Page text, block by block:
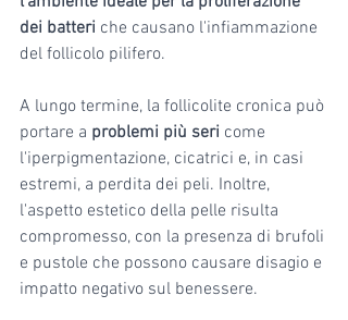
dei batteri che causano l'infiammazione
del follicolo pilifero.
A lungo termine, la follicolite cronica può
portare a problemi più seri come
l'iperpigmentazione, cicatrici e, in casi
estremi, a perdita dei peli. Inoltre,
l'aspetto estetico della pelle risulta
compromesso, con la presenza di brufoli
e pustole che possono causare disagio e
impatto negativo sul benessere.